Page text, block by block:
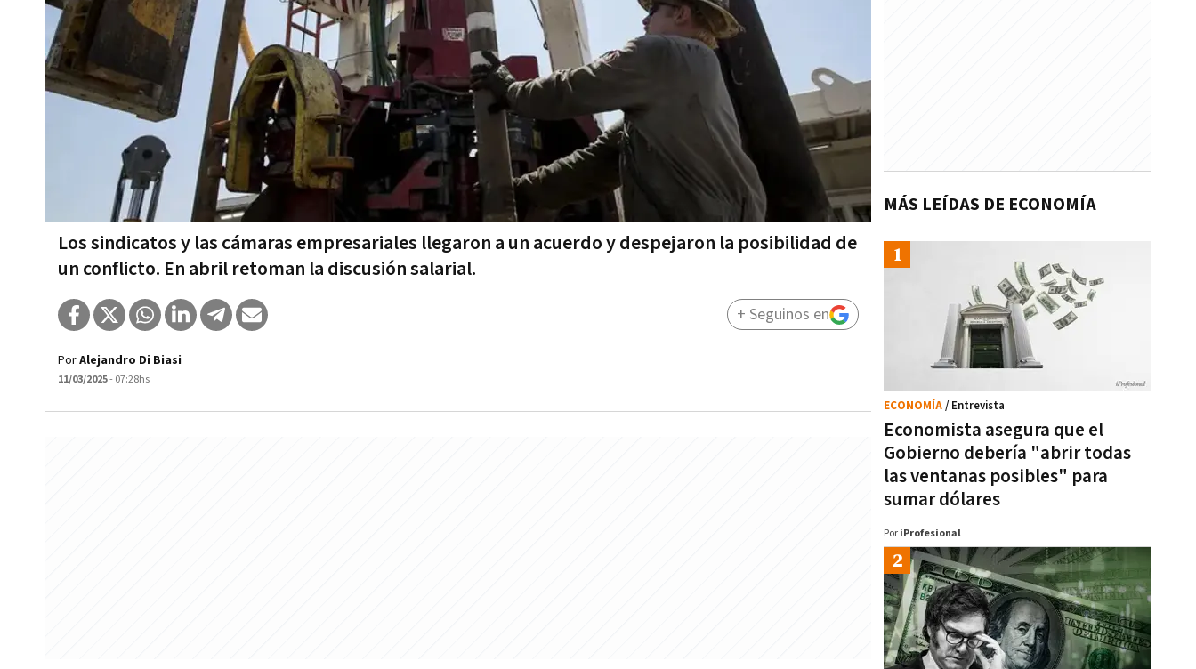
Los sindicatos y las cámaras empresariales llegaron a un acuerdo y despejaron la posibilidad de
un conflicto. En abril retoman la discusión salarial.
PorAlejandro Di Biasi
11/03/2025- 07:28hs
+ Seguinos en
MÁS LEÍDAS DE ECONOMÍA
Economista asegura que el
Gobierno debería "abrir todas
las ventanas posibles" para
sumar dólares
ECONOMÍA/ Entrevista
Por iProfesional